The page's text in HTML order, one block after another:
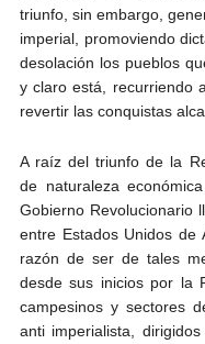
triunfo, sin embargo,
imperial, promoviendo
desolación los pueblos
y claro está, recurriendo
revertir las conquistas
A raíz del triunfo de la
de naturaleza
Gobierno Revolucionario
entre Estados Unidos de
razón de ser de tales
desde sus inicios por la
campesinos y sectores
anti imperialista,